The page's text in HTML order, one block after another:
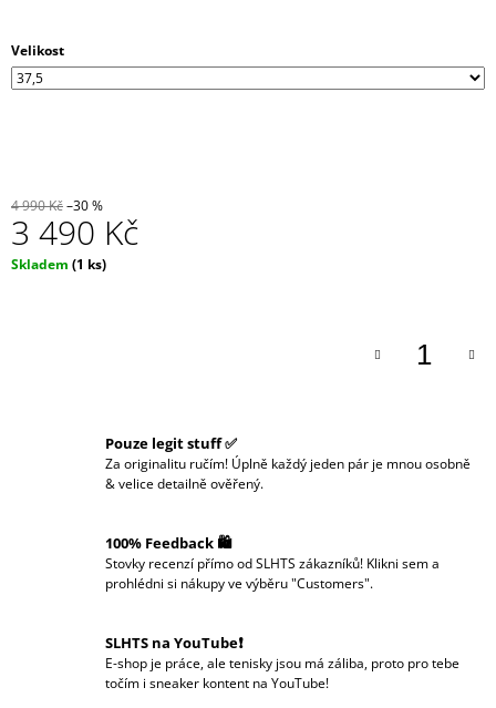
Velikost
4 990 Kč–30 %
3 490 Kč
Měrná
Skladem (1 ks)
Pouze legit stuff ✅
Za originalitu ručím! Úplně každý jeden pár je mnou osobně
& velice detailně ověřený.
100% Feedback 🛍️
Stovky recenzí přímo od SLHTS zákazníků! Klikni sem a
prohlédni si nákupy ve výběru "Customers".
SLHTS na YouTube❗️
E-shop je práce, ale tenisky jsou má záliba, proto pro tebe
točím i sneaker kontent na YouTube!
J
E
M